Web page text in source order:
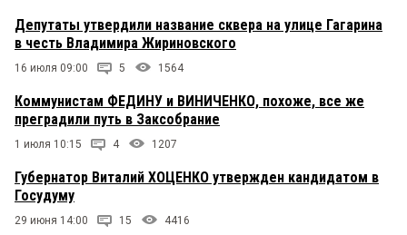
Депутаты утвердили название сквера на улице Гагарина
в честь Владимира Жириновского
16 июля 09:00 5 1564
Коммунистам ФЕДИНУ и ВИНИЧЕНКО, похоже, все же
преградили путь в Заксобрание
1 июля 10:15 4 1207
Губернатор Виталий ХОЦЕНКО утвержден кандидатом в
Госудуму
29 июня 14:00 15 4416